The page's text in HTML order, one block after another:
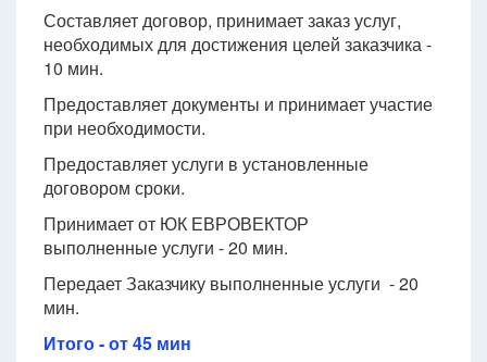
Составляет договор, принимает заказ услуг,
необходимых для достижения целей заказчика -
10 мин.
Предоставляет документы и принимает участие
при необходимости.
Предоставляет услуги в установленные
договором сроки.
Принимает от ЮК ЕВРОВЕКТОР
выполненные услуги - 20 мин.
Передает Заказчику выполненные услуги - 20
мин.
Итого - от 45 мин